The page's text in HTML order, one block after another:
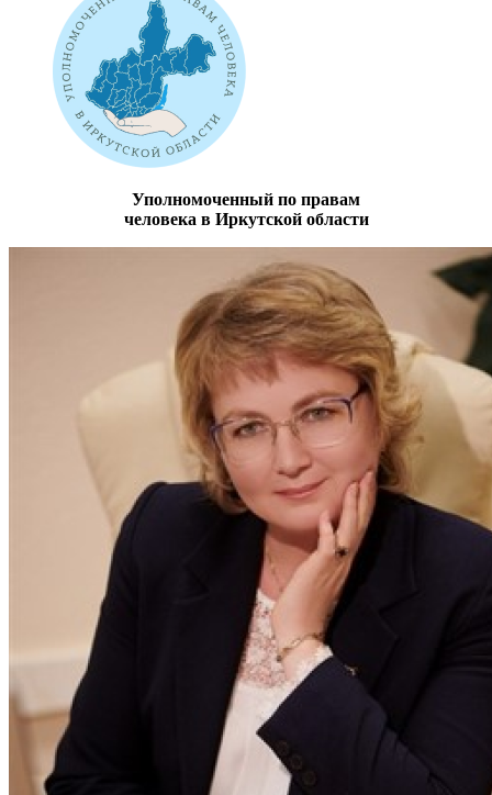
Уполномоченный по правам
человека в Иркутской области